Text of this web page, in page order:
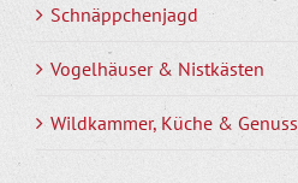
Schnäppchenjagd
Vogelhäuser & Nistkästen
Wildkammer, Küche & Genuss